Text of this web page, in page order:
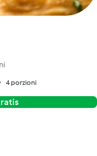
4 porzioni